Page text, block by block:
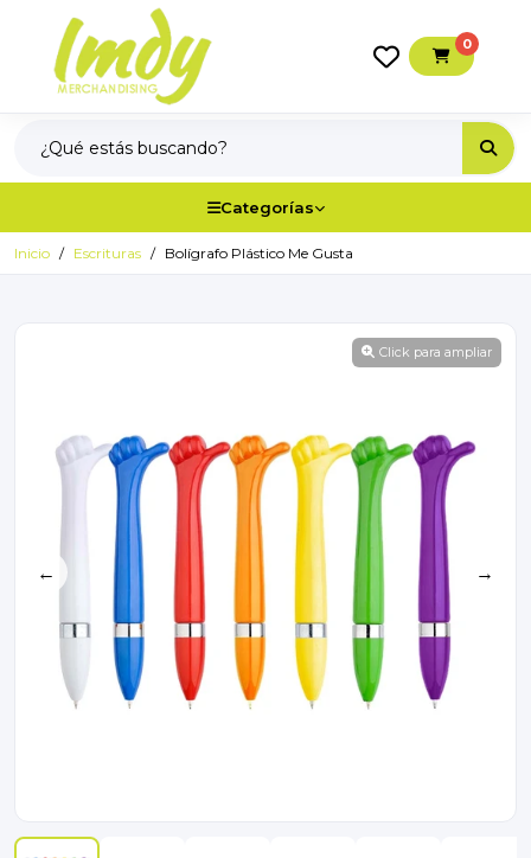
0
Categorías
Inicio Escrituras Bolígrafo Plástico Me Gusta
Click para ampliar
← →